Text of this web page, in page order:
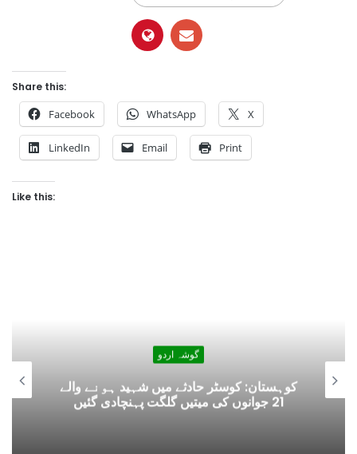
Share this:
Facebook WhatsApp X
LinkedIn Email Print
Like this:
گوشہ اردو
………… میں کس کے ہاتھ پہ اپنا لہو تلاش
کروں